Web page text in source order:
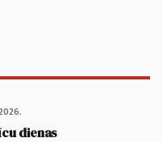
dienas